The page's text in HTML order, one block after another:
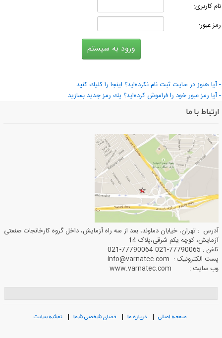
نام كاربری:
رمز عبور:
- آیا هنوز در سایت ثبت نام نكرده‌اید؟ اینجا را كلیك كنید
- آیا رمز عبور خود را فراموش كرده‌اید؟ یك رمز جدید بسازید
ارتباط با ما
آدرس : تهران، خیابان دماوند، بعد از سه راه آزمایش، داخل گروه کارخانجات صنعتی
آزمایش، کوچه یکم شرقی،پلاک 14
تلفن : 77790065-021 77790064-021
پست الکترونیک : info@varnatec.com
وب سایت : www.varnatec.com
صفحه اصلی| درباره ما| فضای شخصی شما| نقشه سایت